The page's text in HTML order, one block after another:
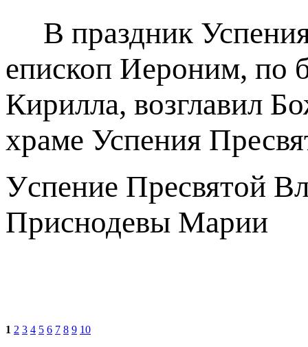
В праздник
епископ Иероним, по
Кирилла, возглавил
храме Успения
Уcпeниe Пpecвятoй
Приснодевы Марии
1 2 3 4 5 6 7 8 9 10